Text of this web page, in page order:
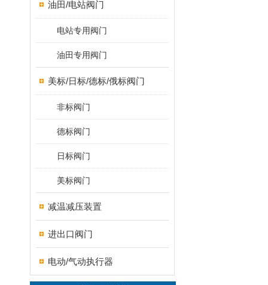
油田/电站阀门
电站专用阀门
油田专用阀门
美标/日标/德标/俄标阀门
非标阀门
德标阀门
日标阀门
美标阀门
减温减压装置
进出口阀门
电动/气动执行器